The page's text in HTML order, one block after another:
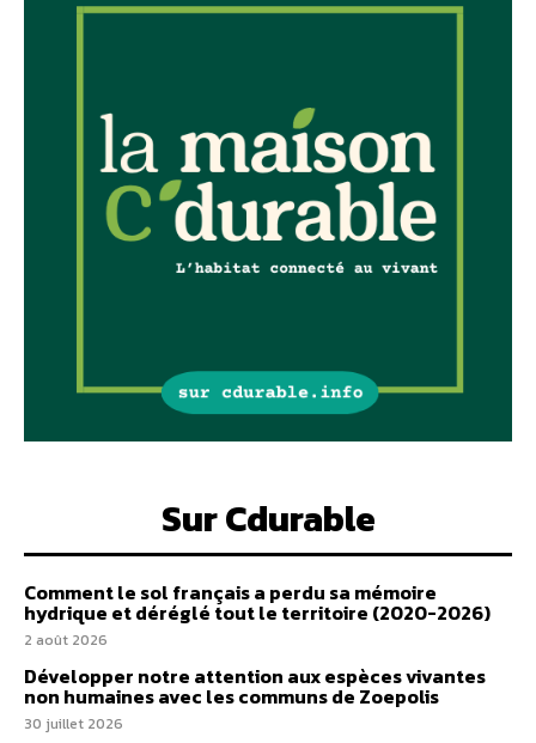
Sur Cdurable
Comment le sol français a perdu sa mémoire
hydrique et déréglé tout le territoire (2020-2026)
2 août 2026
Développer notre attention aux espèces vivantes
non humaines avec les communs de Zoepolis
30 juillet 2026